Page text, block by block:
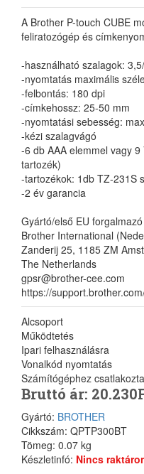
A Brother P-touch CUBE
feliratozógép és
-használható szalagok:
-nyomtatás maximális
-felbontás: 180 dpi
-címkehossz: 25-50 mm
-nyomtatási sebesség:
-kézi szalagvágó
-6 db AAA elemmel vagy
tartozék)
-tartozékok: 1db TZ-231S
-2 év garancia
Gyártó/első EU
Brother International
Zanderij 25, 1185 ZM
The Netherlands
gpsr@brother-cee.com
https://
Alcsoport
Működtetés
Ipari felhasználásra
Vonalkód nyomtatás
Számítógéphez
Bruttó ár:
Gyártó: BROTHER
Cikkszám: QPTP300BT
Tömeg: 0.07 kg
Készletinfó: Nincs